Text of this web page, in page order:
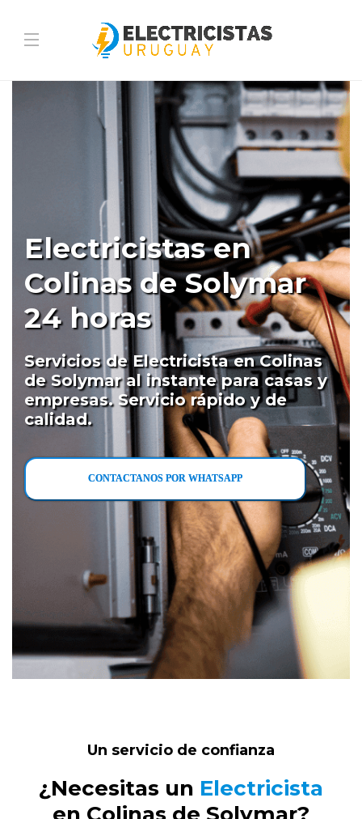
Electricistas en
Colinas de Solymar
24 horas
Servicios de Electricista en Colinas
de Solymar al instante para casas y
empresas. Servicio rápido y de
calidad.
CONTACTANOS POR WHATSAPP
Un servicio de confianza
¿Necesitas un Electricista